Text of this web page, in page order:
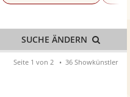
SUCHE ÄNDERN
Seite 1 von 2 36 Showkünstler